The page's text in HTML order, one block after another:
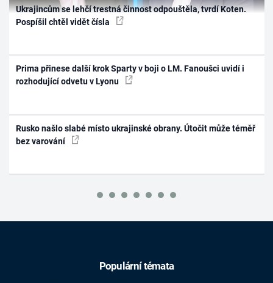
Ukrajincům se lehčí trestná činnost odpouštěla, tvrdí Koten.
Pospíšil chtěl vidět čísla
Prima přinese další krok Sparty v boji o LM. Fanoušci uvidí i
rozhodující odvetu v Lyonu
Rusko našlo slabé místo ukrajinské obrany. Útočit může téměř
bez varování
Populární témata